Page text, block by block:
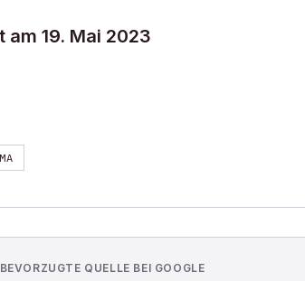
19. Mai 2023
BEVORZUGTE QUELLE BEI GOOGLE